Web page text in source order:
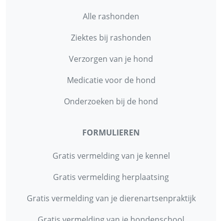
Alle rashonden
Ziektes bij rashonden
Verzorgen van je hond
Medicatie voor de hond
Onderzoeken bij de hond
FORMULIEREN
Gratis vermelding van je kennel
Gratis vermelding herplaatsing
Gratis vermelding van je dierenartsenpraktijk